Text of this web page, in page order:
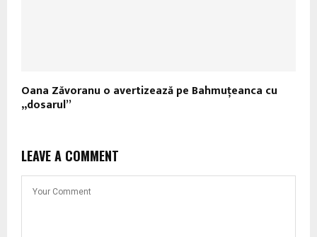
Oana Zăvoranu o avertizează pe Bahmuţeanca cu
„dosarul”
LEAVE A COMMENT